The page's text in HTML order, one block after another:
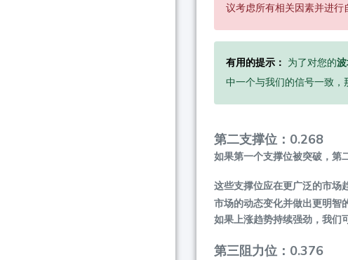
议考虑所有相关因素并进行
有用的提示： 为了对您的
中一个与我们的信号一致，
第二支撑位：0.268
如果第一个支撑位被突破，第
这些支撑位应在更广泛的市场
市场的动态变化并做出更明智
如果上涨趋势持续强劲，我们
第三阻力位：0.376